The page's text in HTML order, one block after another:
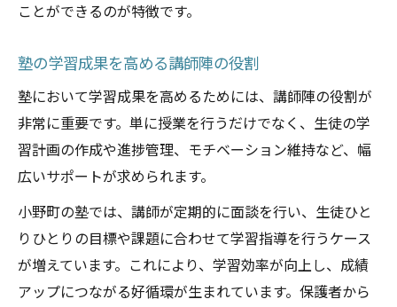
ことができるのが特徴です。
塾の学習成果を高める講師陣の役割
塾において学習成果を高めるためには、講師陣の役割が
非常に重要です。単に授業を行うだけでなく、生徒の学
習計画の作成や進捗管理、モチベーション維持など、幅
広いサポートが求められます。
小野町の塾では、講師が定期的に面談を行い、生徒ひと
りひとりの目標や課題に合わせて学習指導を行うケース
が増えています。これにより、学習効率が向上し、成績
アップにつながる好循環が生まれています。保護者から